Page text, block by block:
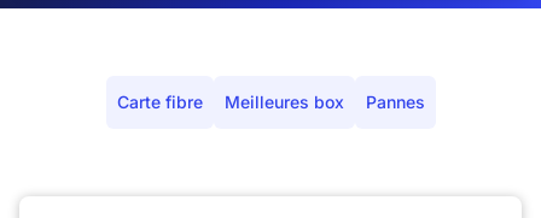
Carte fibre Meilleures box Pannes